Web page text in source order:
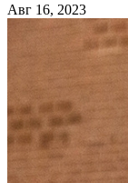
Авг 16, 2023